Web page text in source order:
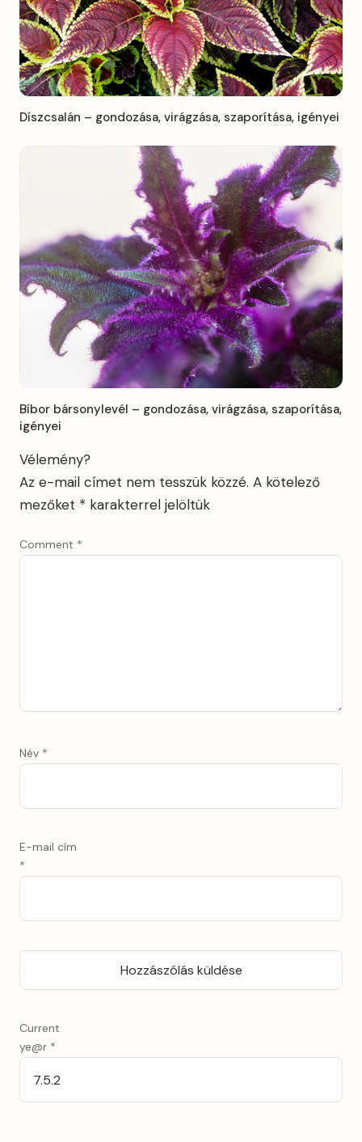
Díszcsalán – gondozása, virágzása, szaporítása, igényei
Bíbor bársonylevél – gondozása, virágzása, szaporítása,
igényei
Vélemény?
Az e-mail címet nem tesszük közzé. A kötelező
mezőket * karakterrel jelöltük
Comment *
Név *
E-mail cím
*
Current
ye@r *